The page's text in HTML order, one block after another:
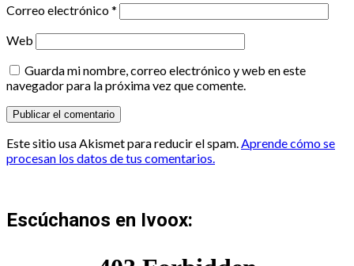
Correo electrónico*
Web
Guarda mi nombre, correo electrónico y web en este
navegador para la próxima vez que comente.
Este sitio usa Akismet para reducir el spam.Aprende cómo se
procesan los datos de tus comentarios.
Escúchanos en Ivoox: